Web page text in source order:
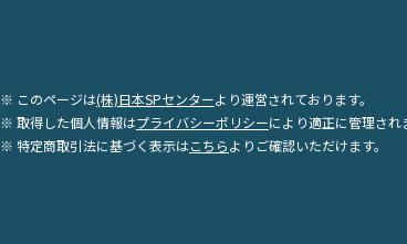
※ このページは(株)日本SPセンターより運営されております。
※ 取得した個人情報はプライバシーポリシーにより適正に管理され
※ 特定商取引法に基づく表示はこちらよりご確認いただけます。